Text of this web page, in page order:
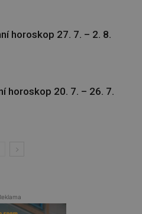
horoskop 27. 7. – 2. 8.
horoskop 20. 7. – 26. 7.